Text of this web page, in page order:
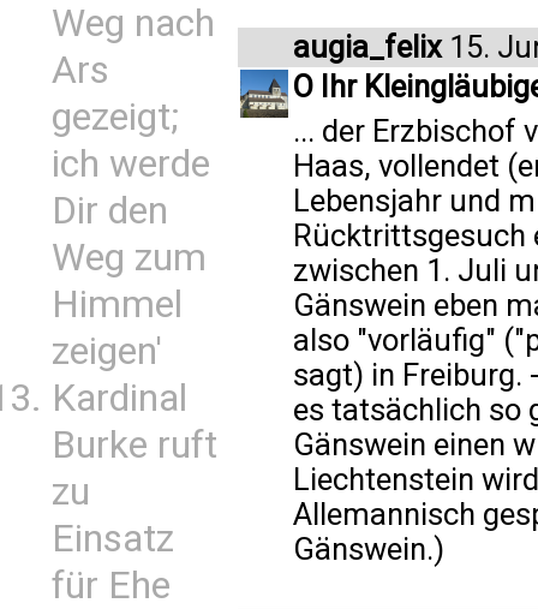
Weg nach
Ars
gezeigt;
ich werde
Dir den
Weg zum
Himmel
zeigen'
Kardinal
Burke ruft
zu
Einsatz
für Ehe
augia_felix15.
O Ihr
... der Erzbischof
Haas, vollendet
Lebensjahr und
Rücktrittsgesuch
zwischen 1. Juli
Gänswein eben
also "vorläufig"
sagt) in Freiburg.
es tatsächlich so
Gänswein einen
Liechtenstein
Allemannisch
Gänswein.)